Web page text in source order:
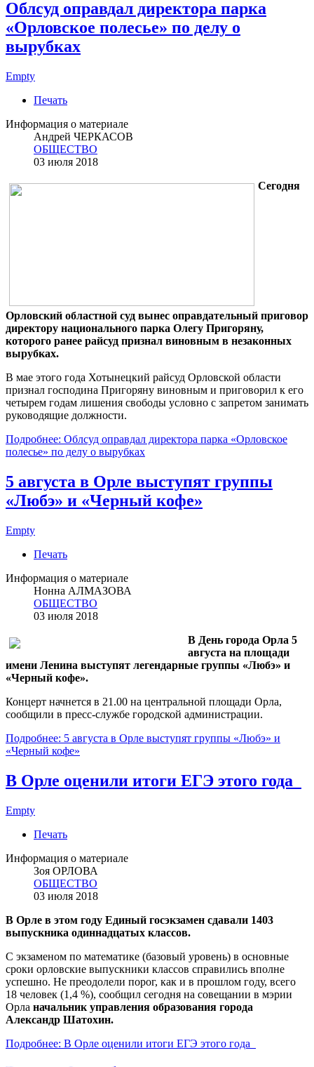
Облсуд оправдал директора парка
«Орловское полесье» по делу о
вырубках
Empty
Печать
Информация о материале
Андрей ЧЕРКАСОВ
ОБЩЕСТВО
03 июля 2018
Сегодня
Орловский областной суд вынес оправдательный приговор
директору национального парка Олегу Пригоряну,
которого ранее райсуд признал виновным в незаконных
вырубках.
В мае этого года Хотынецкий райсуд Орловской области
признал господина Пригоряну виновным и приговорил к его
четырем годам лишения свободы условно с запретом занимать
руководящие должности.
Подробнее: Облсуд оправдал директора парка «Орловское
полесье» по делу о вырубках
5 августа в Орле выступят группы
«Любэ» и «Черный кофе»
Empty
Печать
Информация о материале
Нонна АЛМАЗОВА
ОБЩЕСТВО
03 июля 2018
В День города Орла 5
августа на площади
имени Ленина выступят легендарные группы «Любэ» и
«Черный кофе».
Концерт начнется в 21.00 на центральной площади Орла,
сообщили в пресс-службе городской администрации.
Подробнее: 5 августа в Орле выступят группы «Любэ» и
«Черный кофе»
В Орле оценили итоги ЕГЭ этого года
Empty
Печать
Информация о материале
Зоя ОРЛОВА
ОБЩЕСТВО
03 июля 2018
В Орле в этом году Единый госэкзамен сдавали 1403
выпускника одиннадцатых классов.
С экзаменом по математике (базовый уровень) в основные
сроки орловские выпускники классов справились вполне
успешно. Не преодолели порог, как и в прошлом году, всего
18 человек (1,4 %), сообщил сегодня на совещании в мэрии
Орла начальник управления образования города
Александр Шатохин.
Подробнее: В Орле оценили итоги ЕГЭ этого года